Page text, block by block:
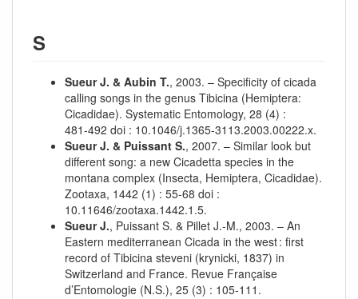
S
Sueur J. & Aubin T., 2003. – Specificity of cicada
calling songs in the genus Tibicina (Hemiptera:
Cicadidae). Systematic Entomology, 28 (4) :
481‑492 doi : 10.1046/j.1365-3113.2003.00222.x.
Sueur J. & Puissant S., 2007. – Similar look but
different song: a new Cicadetta species in the
montana complex (Insecta, Hemiptera, Cicadidae).
Zootaxa, 1442 (1) : 55‑68 doi :
10.11646/zootaxa.1442.1.5.
Sueur J., Puissant S. & Pillet J.-M., 2003. – An
Eastern mediterranean Cicada in the west : first
record of Tibicina steveni (krynicki, 1837) in
Switzerland and France. Revue Française
d’Entomologie (N.S.), 25 (3) : 105‑111.